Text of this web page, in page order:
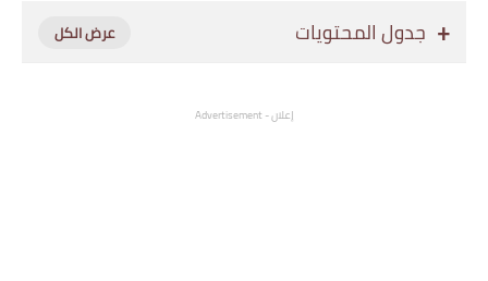
جدول المحتويات
إعلان - Advertisement